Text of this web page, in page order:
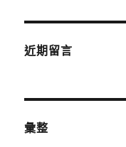
近期留言
彙整